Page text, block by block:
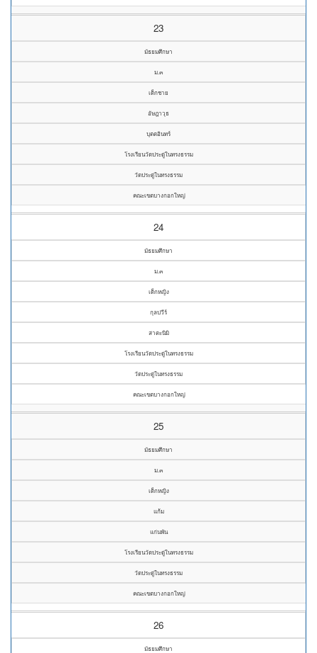
23
มัธยมศึกษา
ม.๓
เด็กชาย
อัษฎาวุธ
บุตตอินทร์
โรงเรียนวัดประดู่ในทรงธรรม
วัดประดู่ในทรงธรรม
คณะเขตบางกอกใหญ่
24
มัธยมศึกษา
ม.๓
เด็กหญิง
กุลปวีร์
สาตะนิมิ
โรงเรียนวัดประดู่ในทรงธรรม
วัดประดู่ในทรงธรรม
คณะเขตบางกอกใหญ่
25
มัธยมศึกษา
ม.๓
เด็กหญิง
แก้ม
แก่นพัน
โรงเรียนวัดประดู่ในทรงธรรม
วัดประดู่ในทรงธรรม
คณะเขตบางกอกใหญ่
26
มัธยมศึกษา